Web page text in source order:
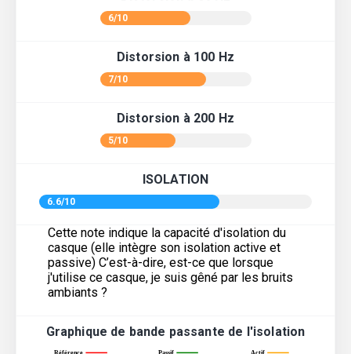
6/10
Distorsion à 100 Hz
7/10
Distorsion à 200 Hz
5/10
ISOLATION
6.6/10
Cette note indique la capacité d'isolation du
casque (elle intègre son isolation active et
passive) C’est-à-dire, est-ce que lorsque
j'utilise ce casque, je suis gêné par les bruits
ambiants ?
Graphique de bande passante de l'isolation